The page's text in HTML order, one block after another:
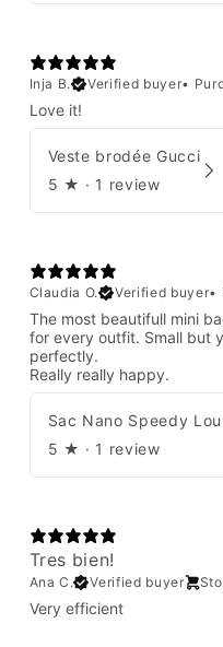
Inja B.
Verified buyer•
Love it!
Veste brodée Gucci
5 ★ · 1 review
Claudia O.
Verified buyer•
The most beautifull mini
for every outfit. Small but
perfectly.
Really really happy.
5 ★ · 1 review
Tres bien!
Ana C. Verified buyer
Very efficient